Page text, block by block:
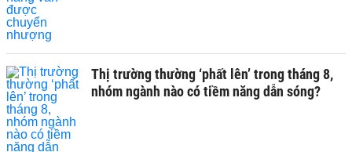
Thị trường thường ‘phất lên’ trong tháng 8,
nhóm ngành nào có tiềm năng dẫn sóng?